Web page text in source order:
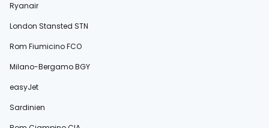
Ryanair
London Stansted STN
Rom Fiumicino FCO
Milano-Bergamo BGY
easyJet
Sardinien